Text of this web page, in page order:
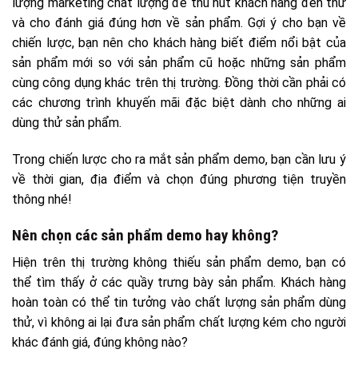
và cho đánh giá đúng hơn về sản phẩm. Gợi ý cho bạn về
chiến lược, bạn nên cho khách hàng biết điểm nổi bật của
sản phẩm mới so với sản phẩm cũ hoặc những sản phẩm
cùng công dụng khác trên thị trường. Đồng thời cần phải có
các chương trình khuyến mãi đặc biệt dành cho những ai
dùng thử sản phẩm.
Trong chiến lược cho ra mắt sản phẩm demo, bạn cần lưu ý
về thời gian, địa điểm và chọn đúng phương tiện truyền
thông nhé!
Nên chọn các sản phẩm demo hay không?
Hiện trên thị trường không thiếu sản phẩm demo, bạn có
thể tìm thấy ở các quầy trưng bày sản phẩm. Khách hàng
hoàn toàn có thể tin tưởng vào chất lượng sản phẩm dùng
thử, vì không ai lại đưa sản phẩm chất lượng kém cho người
khác đánh giá, đúng không nào?